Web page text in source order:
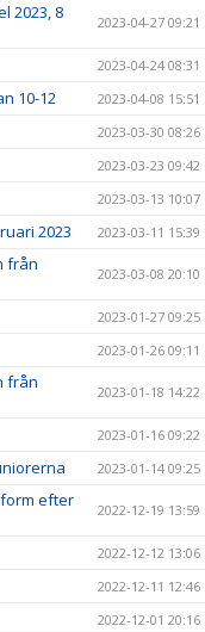
2023, 8
2023-04-27 09:21
2023-04-24 08:31
10-12 2023-04-08 15:51
2023-03-30 08:26
2023-03-23 09:42
2023-03-13 10:07
2023 2023-03-11 15:39
från
2023-03-08 20:10
2023-01-27 09:25
2023-01-26 09:11
från
2023-01-18 14:22
2023-01-16 09:22
2023-01-14 09:25
efter
2022-12-19 13:59
2022-12-12 13:06
2022-12-11 12:46
2022-12-01 20:16